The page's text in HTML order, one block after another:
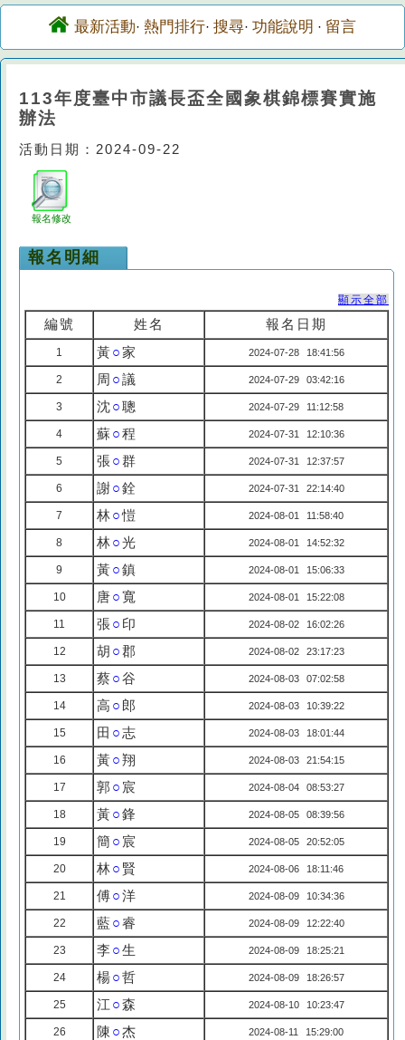
最新活動· 熱門排行· 搜尋· 功能說明 · 留言
113年度臺中市議長盃全國象棋錦標賽實施
辦法
活動日期：2024-09-22
報名修改
報名明細
顯示全部
編號 姓名 報名日期
1 黃○家 2024-07-28 18:41:56
2 周 ○議 2024-07-29 03:42:16
3 沈○聰 2024-07-29 11:12:58
4 蘇○程 2024-07-31 12:10:36
5 張○群 2024-07-31 12:37:57
6 謝○銓 2024-07-31 22:14:40
7 林○愷 2024-08-01 11:58:40
8 林○光 2024-08-01 14:52:32
9 黃○鎮 2024-08-01 15:06:33
10 唐○寬 2024-08-01 15:22:08
11 張○ 印 2024-08-02 16:02:26
12 胡 ○郡 2024-08-02 23:17:23
13 蔡○谷 2024-08-03 07:02:58
14 高 ○ 郎 2024-08-03 10:39:22
15 田 ○志 2024-08-03 18:01:44
16 黃○翔 2024-08-03 21:54:15
17 郭 ○ 宸 2024-08-04 08:53:27
18 黃○鋒 2024-08-05 08:39:56
19 簡 ○ 宸 2024-08-05 20:52:05
20 林○ 賢 2024-08-06 18:11:46
21 傅○洋 2024-08-09 10:34:36
22 藍○睿 2024-08-09 12:22:40
23 李○生 2024-08-09 18:25:21
24 楊○哲 2024-08-09 18:26:57
25 江 ○森 2024-08-10 10:23:47
26 陳 ○杰 2024-08-11 15:29:00